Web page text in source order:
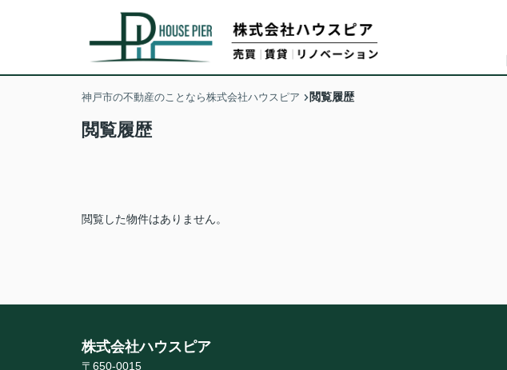
神戸市の不動産のことなら株式会社ハウスピア 閲覧履歴
閲覧履歴
閲覧した物件はありません。
株式会社ハウスピア
〒650-0015